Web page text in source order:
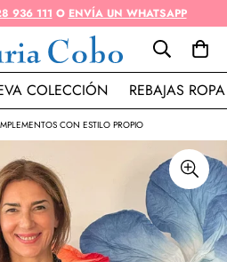
936 111 O ENVÍA UN WHATSAPP
COLECCIÓN REBAJAS ROPA
CON ESTILO PROPIO